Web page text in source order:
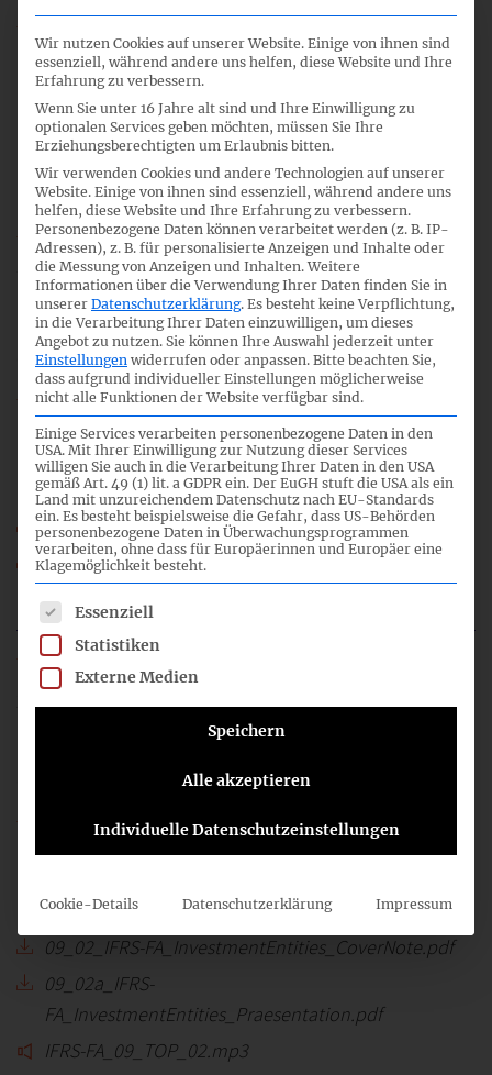
nicht oeffentlicher Teil
21.09.2012
09:00
Interpretationsaktivitäten
09_07_IFRS-FA_PAIR_IAS_19_CoverNote.pdf
09_07a_IFRS-FA_PAIR_IAS_19_PAIR.pdf
IFRS-FA_09_TOP_07.mp3
Investment Entities
09_02_IFRS-FA_InvestmentEntities_CoverNote.pdf
09_02a_IFRS-
FA_InvestmentEntities_Praesentation.pdf
IFRS-FA_09_TOP_02.mp3
Wir nutzen Cookies auf unserer Website. Einige von ihnen sind
essenziell, während andere uns helfen, diese Website und Ihre
Erfahrung zu verbessern.
Wenn Sie unter 16 Jahre alt sind und Ihre Einwilligung zu
optionalen Services geben möchten, müssen Sie Ihre
Erziehungsberechtigten um Erlaubnis bitten.
Wir verwenden Cookies und andere Technologien auf unserer
Website. Einige von ihnen sind essenziell, während andere uns
helfen, diese Website und Ihre Erfahrung zu verbessern.
Personenbezogene Daten können verarbeitet werden (z. B. IP-
Adressen), z. B. für personalisierte Anzeigen und Inhalte oder
die Messung von Anzeigen und Inhalten. Weitere
Informationen über die Verwendung Ihrer Daten finden Sie in
unserer Datenschutzerklärung. Es besteht keine Verpflichtung,
in die Verarbeitung Ihrer Daten einzuwilligen, um dieses
Angebot zu nutzen. Sie können Ihre Auswahl jederzeit unter
Einstellungen widerrufen oder anpassen. Bitte beachten Sie,
dass aufgrund individueller Einstellungen möglicherweise
nicht alle Funktionen der Website verfügbar sind.
Einige Services verarbeiten personenbezogene Daten in den
USA. Mit Ihrer Einwilligung zur Nutzung dieser Services
willigen Sie auch in die Verarbeitung Ihrer Daten in den USA
gemäß Art. 49 (1) lit. a GDPR ein. Der EuGH stuft die USA als ein
Land mit unzureichendem Datenschutz nach EU-Standards
ein. Es besteht beispielsweise die Gefahr, dass US-Behörden
personenbezogene Daten in Überwachungsprogrammen
verarbeiten, ohne dass für Europäerinnen und Europäer eine
Klagemöglichkeit besteht.
Es folgt eine Liste der Service-Gruppen, für die eine
Essenziell
Statistiken
Externe Medien
Speichern
Alle akzeptieren
Individuelle Datenschutzeinstellungen
Cookie-Details Datenschutzerklärung Impressum